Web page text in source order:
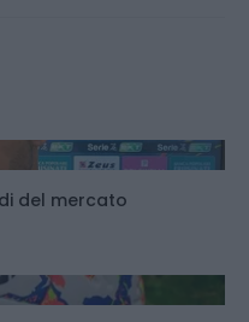
del mercato